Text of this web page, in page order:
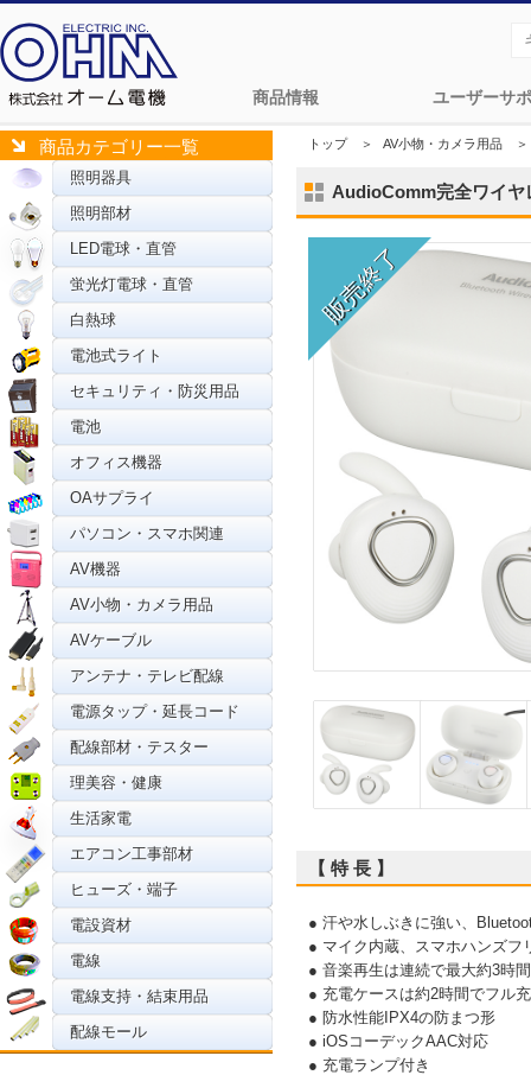
商品情報 ユーザーサ
商品カテゴリー一覧
照明器具
照明部材
LED電球・直管
蛍光灯電球・直管
白熱球
電池式ライト
セキュリティ・防災用品
電池
オフィス機器
OAサプライ
パソコン・スマホ関連
AV機器
AV小物・カメラ用品
AVケーブル
アンテナ・テレビ配線
電源タップ・延長コード
配線部材・テスター
理美容・健康
生活家電
エアコン工事部材
ヒューズ・端子
電設資材
電線
電線支持・結束用品
配線モール
トップ＞ AV小物・カメラ用品 ＞
AudioComm完全ワイヤ
【 特 長 】
● 汗や水しぶきに強い、
● マイク内蔵、スマホハンズフ
● 音楽再生は連続で最大約3時
● 充電ケースは約2時間でフル
● 防水性能IPX4の防まつ形
● iOSコーデックAAC対応
● 充電ランプ付き